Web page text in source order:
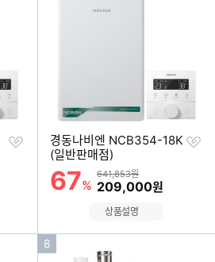
찜
경동나비엔 NCB354-18K
(일반판매점)
할인률
67%
상품금액
641,853원
할인금액
209,000원
찜
상품설명
인
8